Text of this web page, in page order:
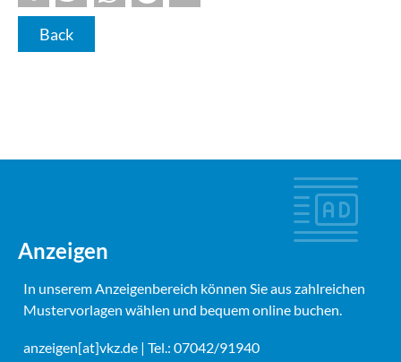
Back
Anzeigen
In unserem Anzeigenbereich können Sie aus zahlreichen
Mustervorlagen wählen und bequem online buchen.
anzeigen[at]vkz.de | Tel.: 07042/91940